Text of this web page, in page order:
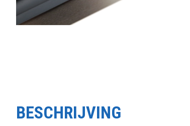
BESCHRIJVING